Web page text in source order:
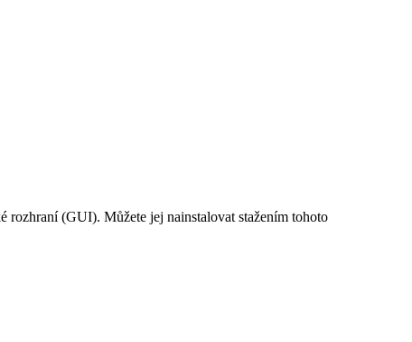
rozhraní (GUI). Můžete jej nainstalovat stažením tohoto